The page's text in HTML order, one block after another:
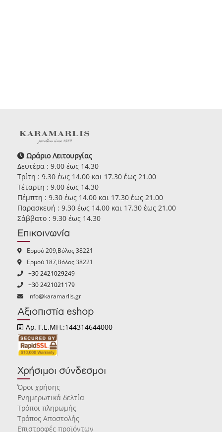
Ωράριο Λειτουργίας
Δευτέρα : 9.00 έως 14.30
Τρίτη : 9.30 έως 14.00 και 17.30 έως 21.00
Τέταρτη : 9.00 έως 14.30
Πέμπτη : 9.30 έως 14.00 και 17.30 έως 21.00
Παρασκευή : 9.30 έως 14.00 και 17.30 έως 21.00
Σάββατο : 9.30 έως 14.30
Επικοινωνία
Ερμού 209,Βόλος 38221
Ερμού 187,Βόλος 38221
+30 2421029249
+30 2421021179
info@karamarlis.gr
Αξιοπιστία eshop
Αρ. Γ.Ε.ΜΗ.:144314644000
Χρήσιμοι σύνδεσμοι
Όροι χρήσης
Ενημερωτικά δελτία
Τρόποι πληρωμής
Τρόπος Αποστολής
Επιστροφές προϊόντων